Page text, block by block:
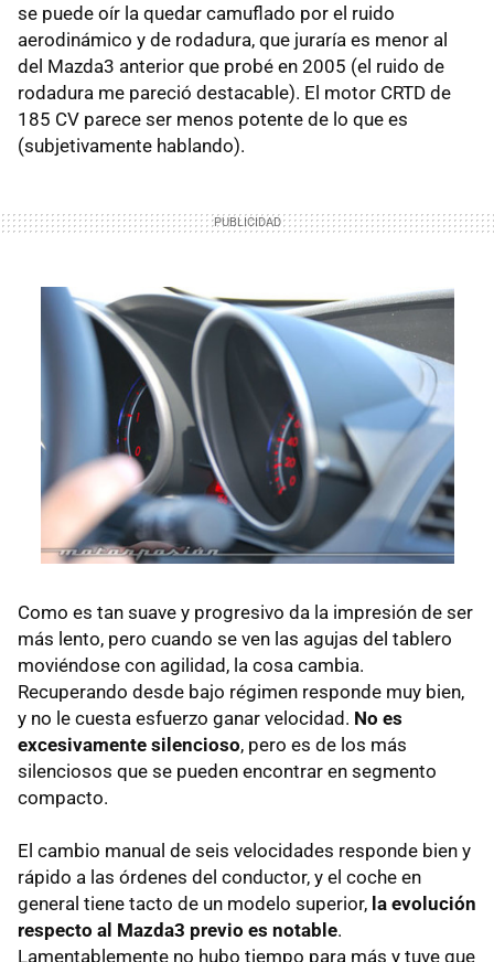
se puede oír la quedar camuflado por el ruido
aerodinámico y de rodadura, que juraría es menor al
del Mazda3 anterior que probé en 2005 (el ruido de
rodadura me pareció destacable). El motor CRTD de
185 CV parece ser menos potente de lo que es
(subjetivamente hablando).
Como es tan suave y progresivo da la impresión de ser
más lento, pero cuando se ven las agujas del tablero
moviéndose con agilidad, la cosa cambia.
Recuperando desde bajo régimen responde muy bien,
y no le cuesta esfuerzo ganar velocidad. No es
excesivamente silencioso, pero es de los más
silenciosos que se pueden encontrar en segmento
compacto.
El cambio manual de seis velocidades responde bien y
rápido a las órdenes del conductor, y el coche en
general tiene tacto de un modelo superior, la evolución
respecto al Mazda3 previo es notable.
Lamentablemente no hubo tiempo para más y tuve que